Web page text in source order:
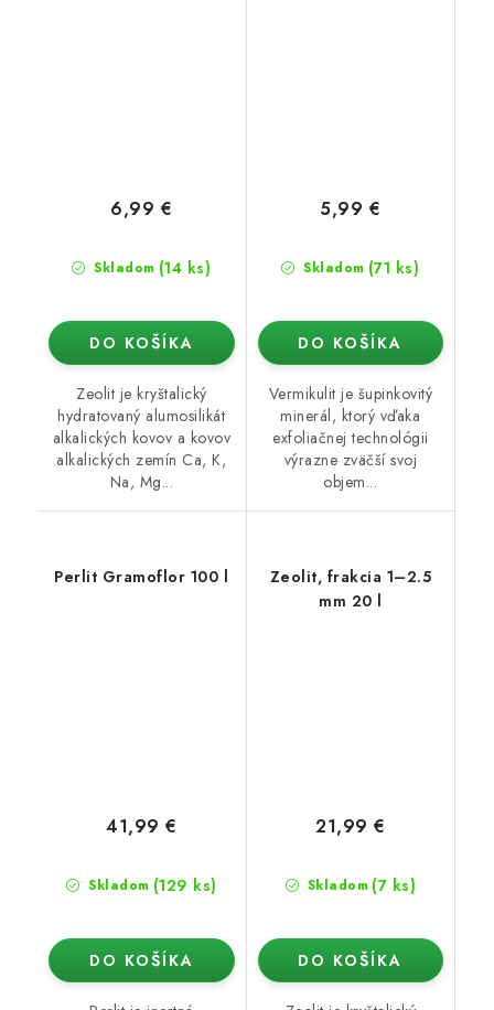
Skladom (14 ks)
6,99 €
DO KOŠÍKA
Zeolit je kryštalický
hydratovaný alumosilikát
alkalických kovov a kovov
alkalických zemín Ca, K,
Na, Mg...
Skladom (71 ks)
5,99 €
DO KOŠÍKA
Vermikulit je šupinkovitý
minerál, ktorý vďaka
exfoliačnej technológii
výrazne zväčší svoj
objem...
Perlit Gramoflor 100 l
Skladom (129 ks)
41,99 €
DO KOŠÍKA
Zeolit, frakcia 1–2.5
mm 20 l
Skladom (7 ks)
21,99 €
DO KOŠÍKA